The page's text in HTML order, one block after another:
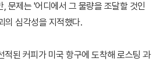
문제는 '어디에서 그 물량을 조달할 것인
의 심각성을 지적했다.
적된 커피가 미국 항구에 도착해 로스팅 과